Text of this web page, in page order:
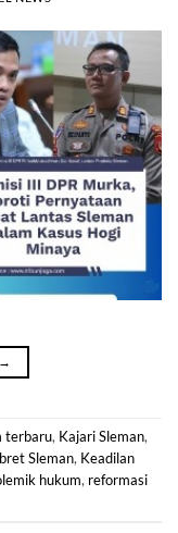
→
terbaru, Kajari Sleman,
Sleman, Keadilan
hukum, reformasi